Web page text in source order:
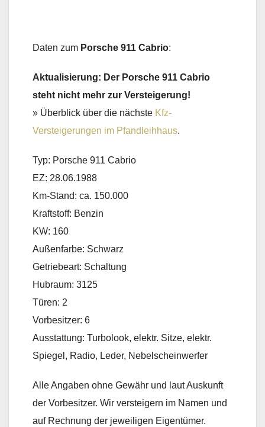
Daten zum Porsche 911 Cabrio:
Aktualisierung: Der Porsche 911 Cabrio
steht nicht mehr zur Versteigerung!
» Überblick über die nächste Kfz-
Versteigerungen im Pfandleihhaus.
Typ: Porsche 911 Cabrio
EZ: 28.06.1988
Km-Stand: ca. 150.000
Kraftstoff: Benzin
KW: 160
Außenfarbe: Schwarz
Getriebeart: Schaltung
Hubraum: 3125
Türen: 2
Vorbesitzer: 6
Ausstattung: Turbolook, elektr. Sitze, elektr.
Spiegel, Radio, Leder, Nebelscheinwerfer
Alle Angaben ohne Gewähr und laut Auskunft
der Vorbesitzer. Wir versteigern im Namen und
auf Rechnung der jeweiligen Eigentümer.